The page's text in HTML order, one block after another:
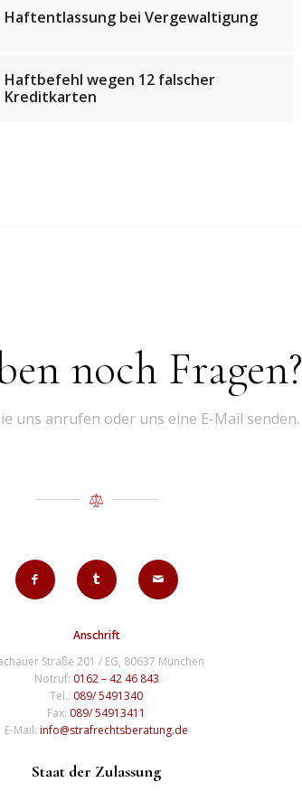
Haftentlassung bei Vergewaltigung
Haftbefehl wegen 12 falscher
Kreditkarten
noch Fragen?
uns anrufen oder uns eine E-Mail senden.
Anschrift
Straße 201 / EG, 80637 München
Notruf: 0162 – 42 46 843
Tel.: 089/ 5491340
Fax: 089/ 54913411
E-Mail:info@strafrechtsberatung.de
Staat der Zulassung